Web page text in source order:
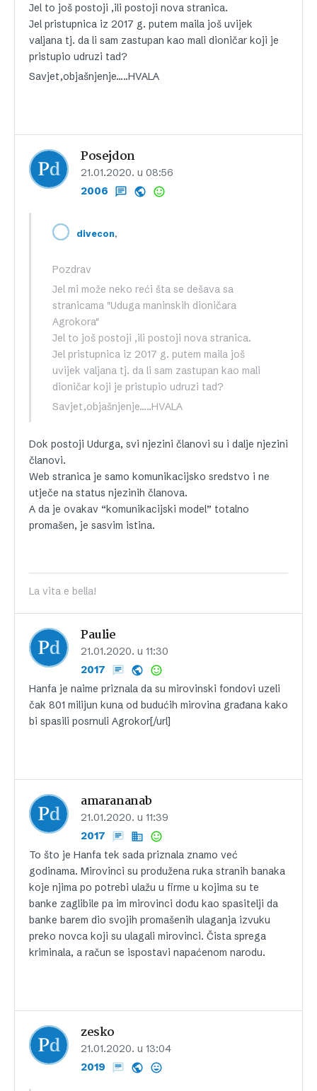
Jel to još postoji ,ili postoji nova stranica.
Jel pristupnica iz 2017 g. putem maila još uvijek
valjana tj. da li sam zastupan kao mali dioničar koji je
pristupio udruzi tad?
Savjet,objašnjenje…..HVALA
Posejdon
21.01.2020. u 08:56
2006
divecon,
Pozdrav
Jel mi može neko reći šta se dešava sa
stranicama "Uduga maninskih dioničara
Agrokora"
Jel to još postoji ,ili postoji nova stranica.
Jel pristupnica iz 2017 g. putem maila još
uvijek valjana tj. da li sam zastupan kao mali
dioničar koji je pristupio udruzi tad?
Savjet,objašnjenje…..HVALA
Dok postoji Udurga, svi njezini članovi su i dalje njezini
članovi.
Web stranica je samo komunikacijsko sredstvo i ne
utječe na status njezinih članova.
A da je ovakav “komunikacijski model” totalno
promašen, je sasvim istina.
La vita e bella!
Paulie
21.01.2020. u 11:30
2017
Hanfa je naime priznala da su mirovinski fondovi uzeli
čak 801 milijun kuna od budućih mirovina građana kako
bi spasili posrnuli Agrokor[/url]
amarananab
21.01.2020. u 11:39
2017
To što je Hanfa tek sada priznala znamo već
godinama. Mirovinci su produžena ruka stranih banaka
koje njima po potrebi ulažu u firme u kojima su te
banke zaglibile pa im mirovinci dođu kao spasitelji da
banke barem dio svojih promašenih ulaganja izvuku
preko novca koji su ulagali mirovinci. Čista sprega
kriminala, a račun se ispostavi napaćenom narodu.
zesko
21.01.2020. u 13:04
2019